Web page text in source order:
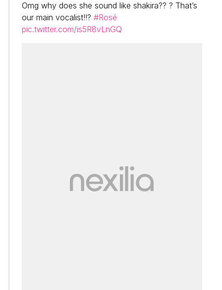
Omg why does she sound like shakira?? ? That’s
our main vocalist!!? #Rosé
pic.twitter.com/is5R8vLnGQ